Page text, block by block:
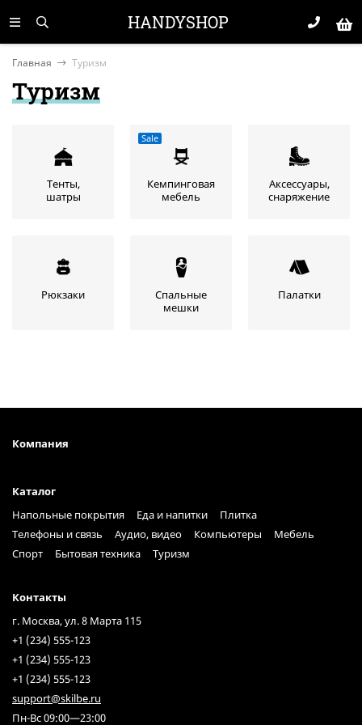
HANDYSHOP
Главная Туризм
Туризм
Тенты,
шатры
Sale
Кемпинговая
мебель
Аксессуары,
снаряжение
Рюкзаки
Спальные
мешки
Палатки
Компания
Каталог
Напольные покрытия
Еда и напитки
Плитка
Телефоны и связь
Аудио, видео Компьютеры
Мебель
Спорт
Бытовая техника Туризм
Контакты
г. Москва, ул. 8 Марта 115
+1 (234) 555-123
+1 (234) 555-123
+1 (234) 555-123
support@skilbe.ru
Пн-Вс 09:00—23:00